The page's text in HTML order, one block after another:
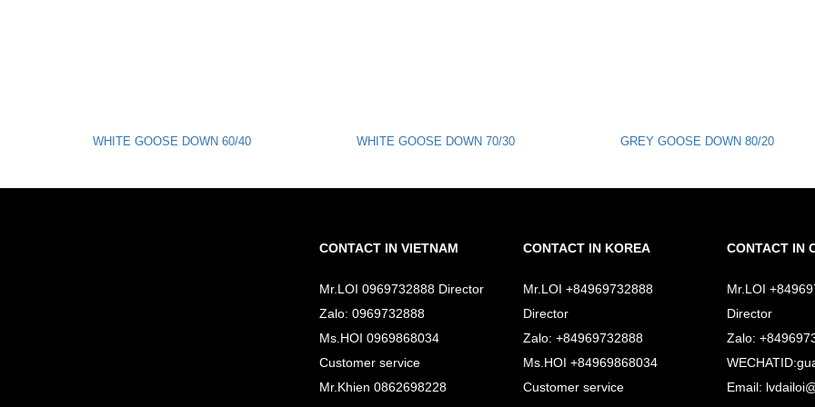
WHITE GOOSE DOWN 60/40 WHITE GOOSE DOWN 70/30 GREY GOOSE DOWN 80/20
CONTACT IN VIETNAM
Mr.LOI 0969732888 Director
Zalo: 0969732888
Ms.HOI 0969868034
Customer service
Mr.Khien 0862698228
CONTACT IN KOREA
Mr.LOI +84969732888
Director
Zalo: +84969732888
Ms.HOI +84969868034
Customer service
CONTACT IN
Mr.LOI
Director
Zalo:
Email: